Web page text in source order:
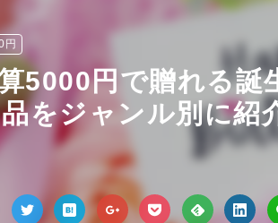
円
5000円で贈れる誕
をジャンル別に紹